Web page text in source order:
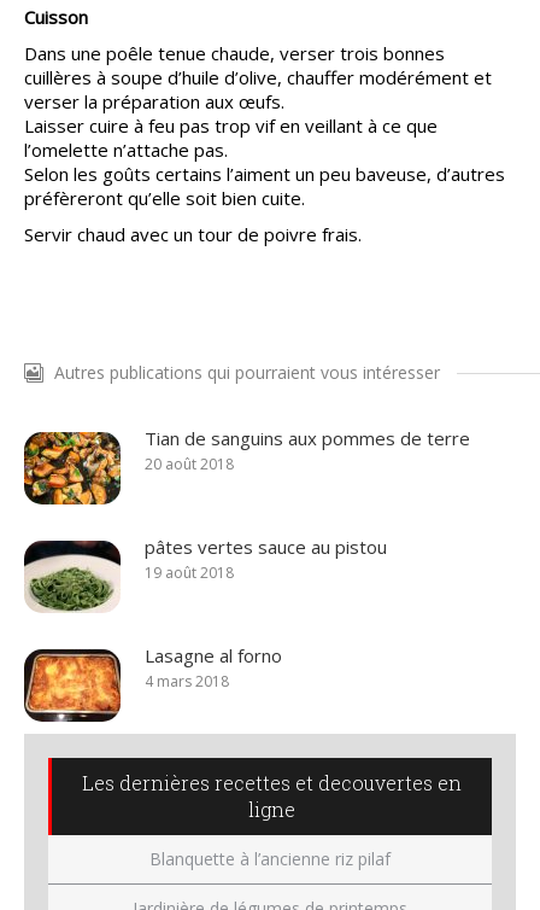
Cuisson
Dans une poêle tenue chaude, verser trois bonnes
cuillères à soupe d’huile d’olive, chauffer modérément et
verser la préparation aux œufs.
Laisser cuire à feu pas trop vif en veillant à ce que
l’omelette n’attache pas.
Selon les goûts certains l’aiment un peu baveuse, d’autres
préfèreront qu’elle soit bien cuite.
Servir chaud avec un tour de poivre frais.
Autres publications qui pourraient vous intéresser
Tian de sanguins aux pommes de terre
20 août 2018
pâtes vertes sauce au pistou
19 août 2018
Lasagne al forno
4 mars 2018
Les dernières recettes et decouvertes en
ligne
Blanquette à l’ancienne riz pilaf